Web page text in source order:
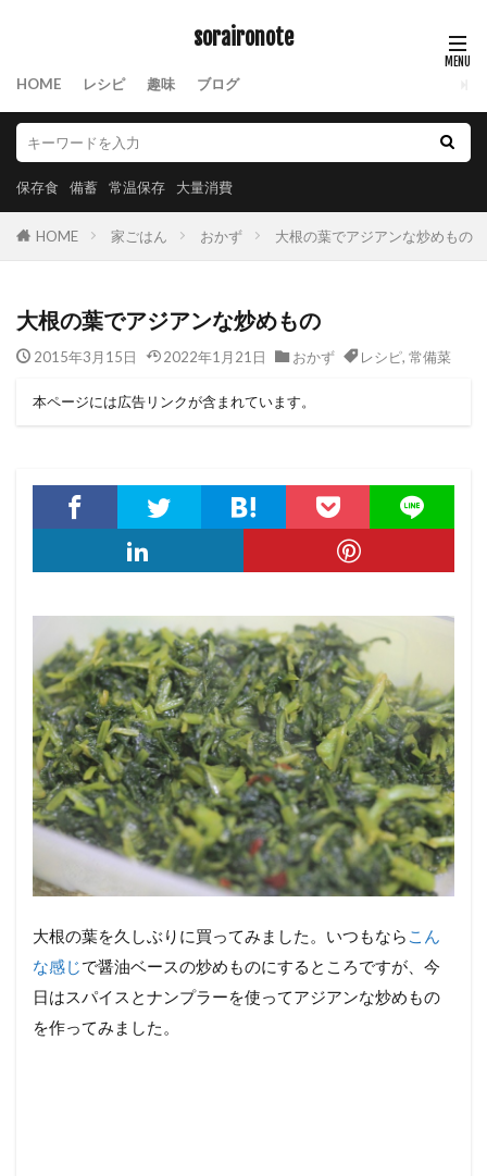
soraironote
HOME レシピ 趣味 ブログ
保存食 備蓄 常温保存 大量消費
HOME 家ごはん おかず 大根の葉でアジアンな炒めもの
大根の葉でアジアンな炒めもの
2015年3月15日 2022年1月21日 おかず レシピ, 常備菜
本ページには広告リンクが含まれています。
大根の葉を久しぶりに買ってみました。いつもなら こん
な感じで醤油ベースの炒めものにするところですが、今
日はスパイスとナンプラーを使ってアジアンな炒めもの
を作ってみました。